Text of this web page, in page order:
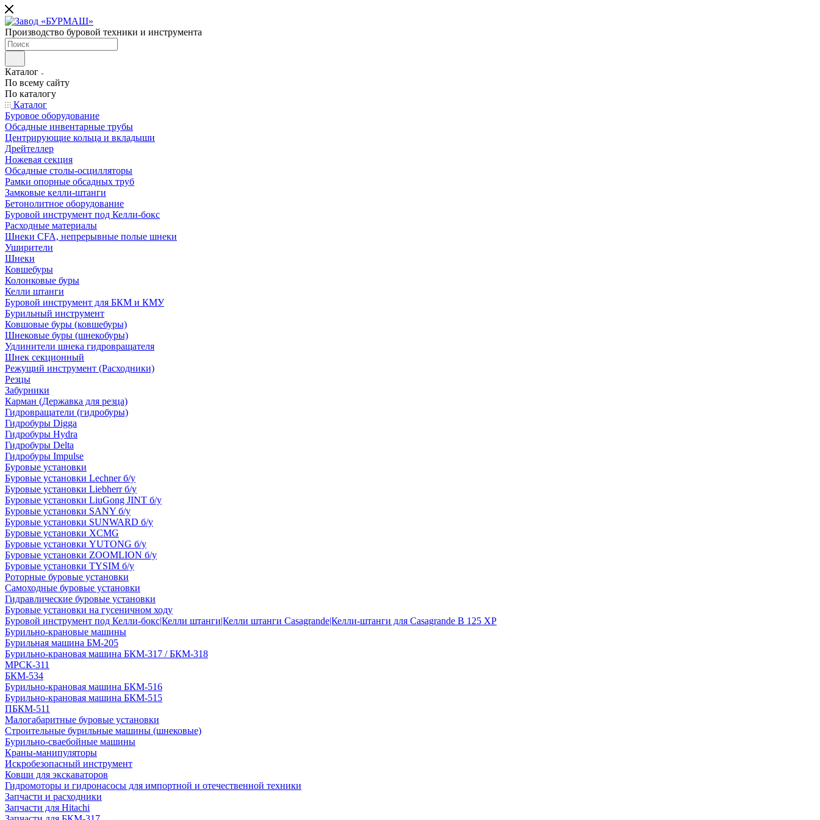
Производство буровой техники и инструмента
Каталог
По всему сайту
По каталогу
Каталог
Буровое оборудование
Обсадные инвентарные трубы
Центрирующие кольца и вкладыши
Дрейтеллер
Ножевая секция
Обсадные столы-осцилляторы
Рамки опорные обсадных труб
Замковые келли-штанги
Бетонолитное оборудование
Буровой инструмент под Келли-бокс
Расходные материалы
Шнеки CFA, непрерывные полые шнеки
Уширители
Шнеки
Ковшебуры
Колонковые буры
Келли штанги
Буровой инструмент для БКМ и КМУ
Бурильный инструмент
Ковшовые буры (ковшебуры)
Шнековые буры (шнекобуры)
Удлинители шнека гидровращателя
Шнек секционный
Режущий инструмент (Расходники)
Резцы
Забурники
Карман (Державка для резца)
Гидровращатели (гидробуры)
Гидробуры Digga
Гидробуры Hydra
Гидробуры Delta
Гидробуры Impulse
Буровые установки
Буровые установки Lechner б/у
Буровые установки Liebherr б/у
Буровые установки LiuGong JINT б/у
Буровые установки SANY б/у
Буровые установки SUNWARD б/у
Буровые установки XCMG
Буровые установки YUTONG б/у
Буровые установки ZOOMLION б/у
Буровые установки TYSIM б/у
Роторные буровые установки
Самоходные буровые установки
Гидравлические буровые установки
Буровые установки на гусеничном ходу
Буровой инструмент под Келли-бокс|Келли штанги|Келли штанги Casagrande|Келли-штанги для Casagrande B 125 XP
Бурильно-крановые машины
Бурильная машина БМ-205
Бурильно-крановая машина БКМ-317 / БКМ-318
МРСК-311
БКМ-534
Бурильно-крановая машина БКМ-516
Бурильно-крановая машина БКМ-515
ПБКМ-511
Малогабаритные буровые установки
Строительные бурильные машины (шнековые)
Бурильно-сваебойные машины
Краны-манипуляторы
Искробезопасный инструмент
Ковши для экскаваторов
Гидромоторы и гидронасосы для импортной и отечественной техники
Запчасти и расходники
Запчасти для Hitachi